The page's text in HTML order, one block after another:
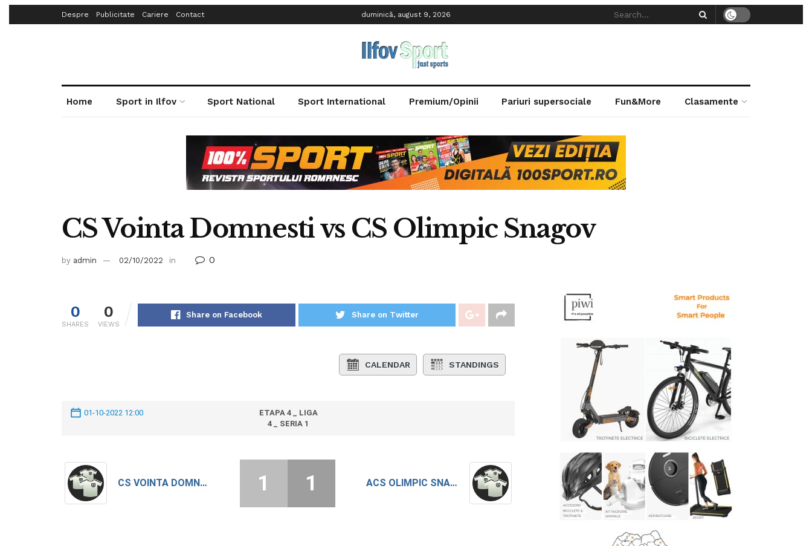
Despre Publicitate Cariere Contact duminică, august 9, 2026
Home Sport in Ilfov Sport National Sport International Premium/Opinii Pariuri supersociale Fun&More Clasamente
CS Vointa Domnesti vs CS Olimpic Snagov
by admin 02/10/2022 in 0
0
SHARES
0
VIEWS
Share on Facebook Share on Twitter
CALENDAR STANDINGS
01-10-2022 12:00
ETAPA 4 _ LIGA
4 _ SERIA 1
CS VOINTA DOMNESTI ACS OLIMPIC SNAGOV
1 1